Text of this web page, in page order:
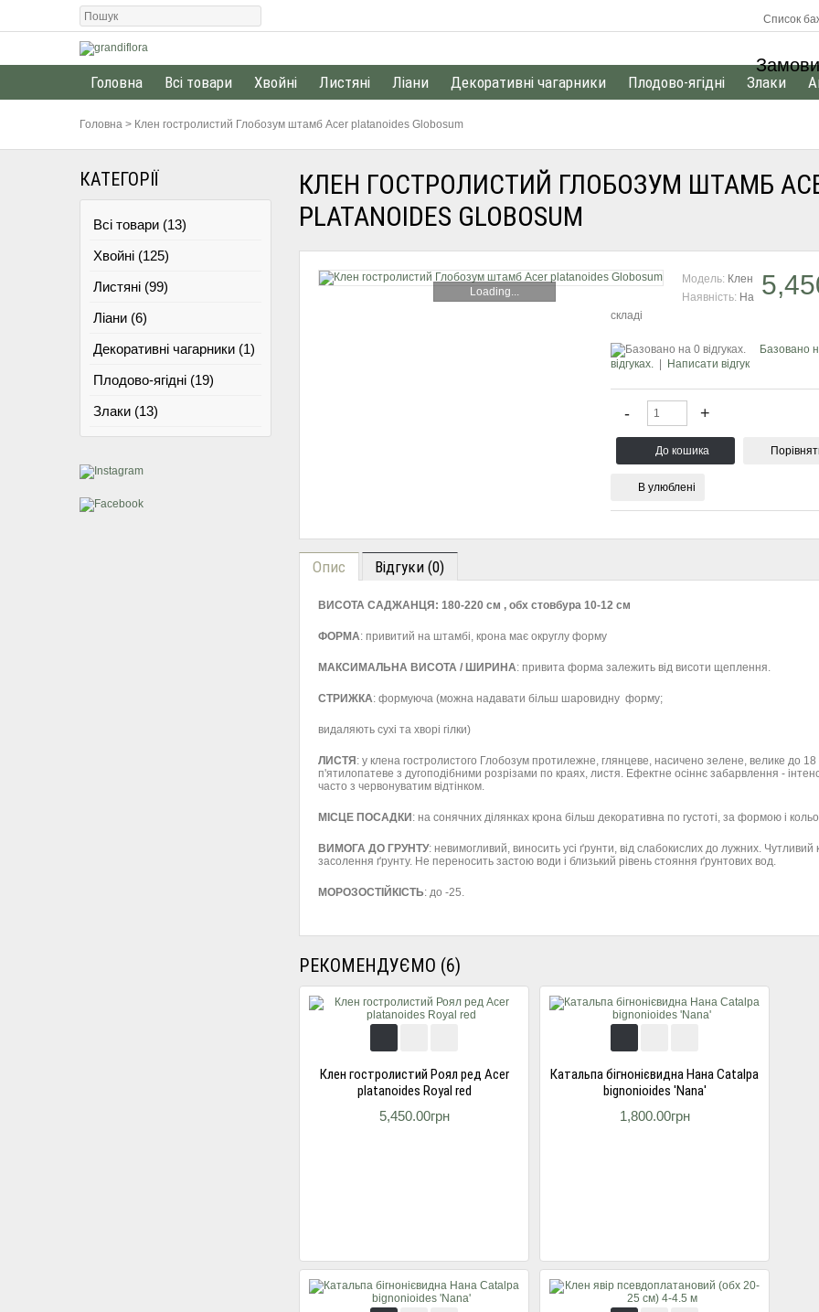
Список
Головна Всі товари Хвойні Листяні Ліани Декоративні чагарники Плодово-ягідні Злаки
Головна > Клен гостролистий Глобозум штамб Acer platanoides Globosum
КАТЕГОРІЇ
Всі товари (13)
Хвойні (125)
Листяні (99)
Ліани (6)
Декоративні чагарники (1)
Плодово-ягідні (19)
Злаки (13)
КЛЕН ГОСТРОЛИСТИЙ ГЛОБОЗУМ ШТАМБ
PLATANOIDES GLOBOSUM
Loading...
Модель: Клен
Наявність: На
складі
Базовано
відгуках.
Написати відгук
В улюблені
Опис Відгуки (0)
ВИСОТА САДЖАНЦЯ: 180-220 см , обх стовбура 10-12 см
ФОРМА: привитий на штамбі, крона має округлу форму
МАКСИМАЛЬНА ВИСОТА / ШИРИНА: привита форма залежить від висоти щеплення.
СТРИЖКА: формуюча (можна надавати більш шаровидну форму;
видаляють сухі та хворі гілки)
ЛИСТЯ : у клена гостролистого Глобозум протилежне, глянцеве, насичено зелене, велике до 18
п'ятилопатеве з дугоподібними розрізами по краях, листя. Ефектне осіннє забарвлення -
часто з червонуватим відтінком.
МІСЦЕ ПОСАДКИ : на сонячних ділянках крона більш декоративна по густоті, за формою і
ВИМОГА ДО ГРУНТУ: невимогливий, виносить усі ґрунти, від слабокислих до лужних. Чутливий
засолення ґрунту. Не переносить застою води і близький рівень стояння ґрунтових вод.
МОРОЗОСТІЙКІСТЬ: до -25.
РЕКОМЕНДУЄМО (6)
Клен гостролистий Роял ред Acer
platanoides Royal red
5,450.00грн
Катальпа бігнонієвидна Нана Catalpa
bignonioides 'Nana'
1,800.00грн